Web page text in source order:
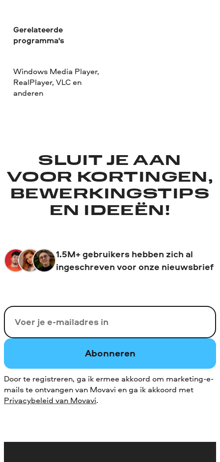
Gerelateerde
programma's
Windows Media Player,
RealPlayer, VLC en
anderen
SLUIT JE AAN
VOOR KORTINGEN,
BEWERKINGSTIPS
EN IDEEËN!
1.5M+ gebruikers hebben zich al
ingeschreven voor onze nieuwsbrief
Uw e-mail
Abonneren
Door te registreren, ga ik ermee akkoord om marketing-e-
mails te ontvangen van Movavi en ga ik akkoord met
Privacybeleid van Movavi.